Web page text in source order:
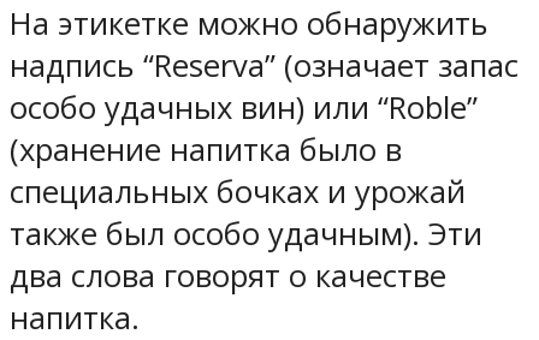
На этикетке можно обнаружить
надпись “Reserva” (означает запас
особо удачных вин) или “Roble”
(хранение напитка было в
специальных бочках и урожай
также был особо удачным). Эти
два слова говорят о качестве
напитка.